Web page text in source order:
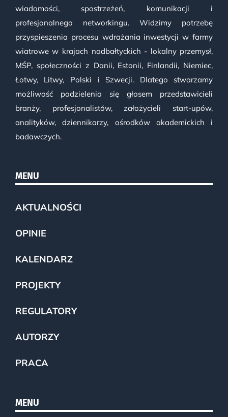
wiadomości, spostrzeżeń, komunikacji i
profesjonalnego networkingu. Widzimy potrzebę
przyspieszenia procesu wdrażania inwestycji w farmy
wiatrowe w krajach nadbałtyckich - lokalny przemysł,
MŚP, społeczności z Danii, Estonii, Finlandii, Niemiec,
Łotwy, Litwy, Polski i Szwecji. Dlatego stwarzamy
możliwość podzielenia się głosem przedstawicieli
branży, profesjonalistów, założycieli start-upów,
analityków, dziennikarzy, ośrodków akademickich i
badawczych.
MENU
AKTUALNOŚCI
OPINIE
KALENDARZ
PROJEKTY
REGULATORY
AUTORZY
PRACA
MENU